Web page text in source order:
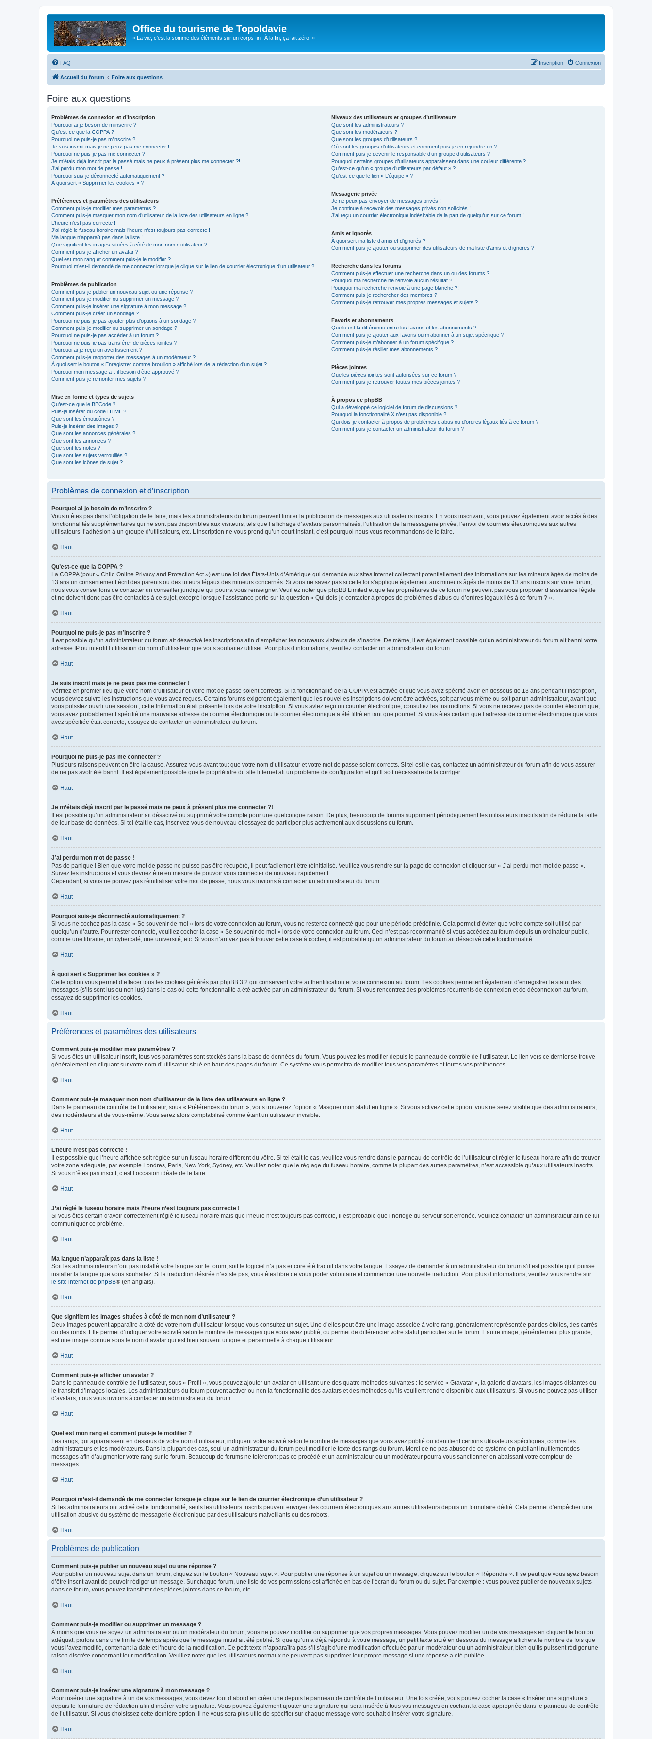
Office du tourisme de Topoldavie
« La vie, c'est la somme des éléments sur un corps fini. À la fin, ça fait zéro. »
FAQ Connexion
Inscription
Accueil du forum Foire aux questions
Foire aux questions
Problèmes de connexion et d’inscription
Pourquoi ai-je besoin de m’inscrire ?
Qu’est-ce que la COPPA ?
Pourquoi ne puis-je pas m’inscrire ?
Je suis inscrit mais je ne peux pas me connecter !
Pourquoi ne puis-je pas me connecter ?
Je m’étais déjà inscrit par le passé mais ne peux à présent plus me connecter ?!
J’ai perdu mon mot de passe !
Pourquoi suis-je déconnecté automatiquement ?
À quoi sert « Supprimer les cookies » ?
Préférences et paramètres des utilisateurs
Comment puis-je modifier mes paramètres ?
Comment puis-je masquer mon nom d’utilisateur de la liste des utilisateurs en ligne ?
L’heure n’est pas correcte !
J’ai réglé le fuseau horaire mais l’heure n’est toujours pas correcte !
Ma langue n’apparaît pas dans la liste !
Que signifient les images situées à côté de mon nom d’utilisateur ?
Comment puis-je afficher un avatar ?
Quel est mon rang et comment puis-je le modifier ?
Pourquoi m’est-il demandé de me connecter lorsque je clique sur le lien de courrier électronique d’un utilisateur ?
Problèmes de publication
Comment puis-je publier un nouveau sujet ou une réponse ?
Comment puis-je modifier ou supprimer un message ?
Comment puis-je insérer une signature à mon message ?
Comment puis-je créer un sondage ?
Pourquoi ne puis-je pas ajouter plus d’options à un sondage ?
Comment puis-je modifier ou supprimer un sondage ?
Pourquoi ne puis-je pas accéder à un forum ?
Pourquoi ne puis-je pas transférer de pièces jointes ?
Pourquoi ai-je reçu un avertissement ?
Comment puis-je rapporter des messages à un modérateur ?
À quoi sert le bouton « Enregistrer comme brouillon » affiché lors de la rédaction d’un sujet ?
Pourquoi mon message a-t-il besoin d’être approuvé ?
Comment puis-je remonter mes sujets ?
Mise en forme et types de sujets
Qu’est-ce que le BBCode ?
Puis-je insérer du code HTML ?
Que sont les émoticônes ?
Puis-je insérer des images ?
Que sont les annonces générales ?
Que sont les annonces ?
Que sont les notes ?
Que sont les sujets verrouillés ?
Que sont les icônes de sujet ?
Niveaux des utilisateurs et groupes d’utilisateurs
Que sont les administrateurs ?
Que sont les modérateurs ?
Que sont les groupes d’utilisateurs ?
Où sont les groupes d’utilisateurs et comment puis-je en rejoindre un ?
Comment puis-je devenir le responsable d’un groupe d’utilisateurs ?
Pourquoi certains groupes d’utilisateurs apparaissent dans une couleur différente ?
Qu’est-ce qu’un « groupe d’utilisateurs par défaut » ?
Qu’est-ce que le lien « L’équipe » ?
Messagerie privée
Je ne peux pas envoyer de messages privés !
Je continue à recevoir des messages privés non sollicités !
J’ai reçu un courrier électronique indésirable de la part de quelqu’un sur ce forum !
Amis et ignorés
À quoi sert ma liste d’amis et d’ignorés ?
Comment puis-je ajouter ou supprimer des utilisateurs de ma liste d’amis et d’ignorés ?
Recherche dans les forums
Comment puis-je effectuer une recherche dans un ou des forums ?
Pourquoi ma recherche ne renvoie aucun résultat ?
Pourquoi ma recherche renvoie à une page blanche ?!
Comment puis-je rechercher des membres ?
Comment puis-je retrouver mes propres messages et sujets ?
Favoris et abonnements
Quelle est la différence entre les favoris et les abonnements ?
Comment puis-je ajouter aux favoris ou m’abonner à un sujet spécifique ?
Comment puis-je m’abonner à un forum spécifique ?
Comment puis-je résilier mes abonnements ?
Pièces jointes
Quelles pièces jointes sont autorisées sur ce forum ?
Comment puis-je retrouver toutes mes pièces jointes ?
À propos de phpBB
Qui a développé ce logiciel de forum de discussions ?
Pourquoi la fonctionnalité X n’est pas disponible ?
Qui dois-je contacter à propos de problèmes d’abus ou d’ordres légaux liés à ce forum ?
Comment puis-je contacter un administrateur du forum ?
Problèmes de connexion et d’inscription
Pourquoi ai-je besoin de m’inscrire ?
Vous n’êtes pas dans l’obligation de le faire, mais les administrateurs du forum peuvent limiter la publication de messages aux utilisateurs inscrits. En vous inscrivant, vous pouvez également avoir accès à des
fonctionnalités supplémentaires qui ne sont pas disponibles aux visiteurs, tels que l’affichage d’avatars personnalisés, l’utilisation de la messagerie privée, l’envoi de courriers électroniques aux autres
utilisateurs, l’adhésion à un groupe d’utilisateurs, etc. L’inscription ne vous prend qu’un court instant, c’est pourquoi nous vous recommandons de le faire.
Haut
Qu’est-ce que la COPPA ?
La COPPA (pour « Child Online Privacy and Protection Act ») est une loi des États-Unis d’Amérique qui demande aux sites internet collectant potentiellement des informations sur les mineurs âgés de moins de
13 ans un consentement écrit des parents ou des tuteurs légaux des mineurs concernés. Si vous ne savez pas si cette loi s’applique également aux mineurs âgés de moins de 13 ans inscrits sur votre forum,
nous vous conseillons de contacter un conseiller juridique qui pourra vous renseigner. Veuillez noter que phpBB Limited et que les propriétaires de ce forum ne peuvent pas vous proposer d’assistance légale
et ne doivent donc pas être contactés à ce sujet, excepté lorsque l’assistance porte sur la question « Qui dois-je contacter à propos de problèmes d’abus ou d’ordres légaux liés à ce forum ? ».
Haut
Pourquoi ne puis-je pas m’inscrire ?
Il est possible qu’un administrateur du forum ait désactivé les inscriptions afin d’empêcher les nouveaux visiteurs de s’inscrire. De même, il est également possible qu’un administrateur du forum ait banni votre
adresse IP ou interdit l’utilisation du nom d’utilisateur que vous souhaitez utiliser. Pour plus d’informations, veuillez contacter un administrateur du forum.
Haut
Je suis inscrit mais je ne peux pas me connecter !
Vérifiez en premier lieu que votre nom d’utilisateur et votre mot de passe soient corrects. Si la fonctionnalité de la COPPA est activée et que vous avez spécifié avoir en dessous de 13 ans pendant l’inscription,
vous devrez suivre les instructions que vous avez reçues. Certains forums exigeront également que les nouvelles inscriptions doivent être activées, soit par vous-même ou soit par un administrateur, avant que
vous puissiez ouvrir une session ; cette information était présente lors de votre inscription. Si vous aviez reçu un courrier électronique, consultez les instructions. Si vous ne recevez pas de courrier électronique,
vous avez probablement spécifié une mauvaise adresse de courrier électronique ou le courrier électronique a été filtré en tant que pourriel. Si vous êtes certain que l’adresse de courrier électronique que vous
avez spécifiée était correcte, essayez de contacter un administrateur du forum.
Haut
Pourquoi ne puis-je pas me connecter ?
Plusieurs raisons peuvent en être la cause. Assurez-vous avant tout que votre nom d’utilisateur et votre mot de passe soient corrects. Si tel est le cas, contactez un administrateur du forum afin de vous assurer
de ne pas avoir été banni. Il est également possible que le propriétaire du site internet ait un problème de configuration et qu’il soit nécessaire de la corriger.
Haut
Je m’étais déjà inscrit par le passé mais ne peux à présent plus me connecter ?!
Il est possible qu’un administrateur ait désactivé ou supprimé votre compte pour une quelconque raison. De plus, beaucoup de forums suppriment périodiquement les utilisateurs inactifs afin de réduire la taille
de leur base de données. Si tel était le cas, inscrivez-vous de nouveau et essayez de participer plus activement aux discussions du forum.
Haut
J’ai perdu mon mot de passe !
Pas de panique ! Bien que votre mot de passe ne puisse pas être récupéré, il peut facilement être réinitialisé. Veuillez vous rendre sur la page de connexion et cliquer sur « J’ai perdu mon mot de passe ».
Suivez les instructions et vous devriez être en mesure de pouvoir vous connecter de nouveau rapidement.
Cependant, si vous ne pouvez pas réinitialiser votre mot de passe, nous vous invitons à contacter un administrateur du forum.
Haut
Pourquoi suis-je déconnecté automatiquement ?
Si vous ne cochez pas la case « Se souvenir de moi » lors de votre connexion au forum, vous ne resterez connecté que pour une période prédéfinie. Cela permet d’éviter que votre compte soit utilisé par
quelqu’un d’autre. Pour rester connecté, veuillez cocher la case « Se souvenir de moi » lors de votre connexion au forum. Ceci n’est pas recommandé si vous accédez au forum depuis un ordinateur public,
comme une librairie, un cybercafé, une université, etc. Si vous n’arrivez pas à trouver cette case à cocher, il est probable qu’un administrateur du forum ait désactivé cette fonctionnalité.
Haut
À quoi sert « Supprimer les cookies » ?
Cette option vous permet d’effacer tous les cookies générés par phpBB 3.2 qui conservent votre authentification et votre connexion au forum. Les cookies permettent également d’enregistrer le statut des
messages (s’ils sont lus ou non lus) dans le cas où cette fonctionnalité a été activée par un administrateur du forum. Si vous rencontrez des problèmes récurrents de connexion et de déconnexion au forum,
essayez de supprimer les cookies.
Haut
Préférences et paramètres des utilisateurs
Comment puis-je modifier mes paramètres ?
Si vous êtes un utilisateur inscrit, tous vos paramètres sont stockés dans la base de données du forum. Vous pouvez les modifier depuis le panneau de contrôle de l’utilisateur. Le lien vers ce dernier se trouve
généralement en cliquant sur votre nom d’utilisateur situé en haut des pages du forum. Ce système vous permettra de modifier tous vos paramètres et toutes vos préférences.
Haut
Comment puis-je masquer mon nom d’utilisateur de la liste des utilisateurs en ligne ?
Dans le panneau de contrôle de l’utilisateur, sous « Préférences du forum », vous trouverez l’option « Masquer mon statut en ligne ». Si vous activez cette option, vous ne serez visible que des administrateurs,
des modérateurs et de vous-même. Vous serez alors comptabilisé comme étant un utilisateur invisible.
Haut
L’heure n’est pas correcte !
Il est possible que l’heure affichée soit réglée sur un fuseau horaire différent du vôtre. Si tel était le cas, veuillez vous rendre dans le panneau de contrôle de l’utilisateur et régler le fuseau horaire afin de trouver
votre zone adéquate, par exemple Londres, Paris, New York, Sydney, etc. Veuillez noter que le réglage du fuseau horaire, comme la plupart des autres paramètres, n’est accessible qu’aux utilisateurs inscrits.
Si vous n’êtes pas inscrit, c’est l’occasion idéale de le faire.
Haut
J’ai réglé le fuseau horaire mais l’heure n’est toujours pas correcte !
Si vous êtes certain d’avoir correctement réglé le fuseau horaire mais que l’heure n’est toujours pas correcte, il est probable que l’horloge du serveur soit erronée. Veuillez contacter un administrateur afin de lui
communiquer ce problème.
Haut
Ma langue n’apparaît pas dans la liste !
Soit les administrateurs n’ont pas installé votre langue sur le forum, soit le logiciel n’a pas encore été traduit dans votre langue. Essayez de demander à un administrateur du forum s’il est possible qu’il puisse
installer la langue que vous souhaitez. Si la traduction désirée n’existe pas, vous êtes libre de vous porter volontaire et commencer une nouvelle traduction. Pour plus d’informations, veuillez vous rendre sur
le site internet de phpBB® (en anglais).
Haut
Que signifient les images situées à côté de mon nom d’utilisateur ?
Deux images peuvent apparaître à côté de votre nom d’utilisateur lorsque vous consultez un sujet. Une d’elles peut être une image associée à votre rang, généralement représentée par des étoiles, des carrés
ou des ronds. Elle permet d’indiquer votre activité selon le nombre de messages que vous avez publié, ou permet de différencier votre statut particulier sur le forum. L’autre image, généralement plus grande,
est une image connue sous le nom d’avatar qui est bien souvent unique et personnelle à chaque utilisateur.
Haut
Comment puis-je afficher un avatar ?
Dans le panneau de contrôle de l’utilisateur, sous « Profil », vous pouvez ajouter un avatar en utilisant une des quatre méthodes suivantes : le service « Gravatar », la galerie d’avatars, les images distantes ou
le transfert d’images locales. Les administrateurs du forum peuvent activer ou non la fonctionnalité des avatars et des méthodes qu’ils veuillent rendre disponible aux utilisateurs. Si vous ne pouvez pas utiliser
d’avatars, nous vous invitons à contacter un administrateur du forum.
Haut
Quel est mon rang et comment puis-je le modifier ?
Les rangs, qui apparaissent en dessous de votre nom d’utilisateur, indiquent votre activité selon le nombre de messages que vous avez publié ou identifient certains utilisateurs spécifiques, comme les
administrateurs et les modérateurs. Dans la plupart des cas, seul un administrateur du forum peut modifier le texte des rangs du forum. Merci de ne pas abuser de ce système en publiant inutilement des
messages afin d’augmenter votre rang sur le forum. Beaucoup de forums ne toléreront pas ce procédé et un administrateur ou un modérateur pourra vous sanctionner en abaissant votre compteur de
messages.
Haut
Pourquoi m’est-il demandé de me connecter lorsque je clique sur le lien de courrier électronique d’un utilisateur ?
Si les administrateurs ont activé cette fonctionnalité, seuls les utilisateurs inscrits peuvent envoyer des courriers électroniques aux autres utilisateurs depuis un formulaire dédié. Cela permet d’empêcher une
utilisation abusive du système de messagerie électronique par des utilisateurs malveillants ou des robots.
Haut
Problèmes de publication
Comment puis-je publier un nouveau sujet ou une réponse ?
Pour publier un nouveau sujet dans un forum, cliquez sur le bouton « Nouveau sujet ». Pour publier une réponse à un sujet ou un message, cliquez sur le bouton « Répondre ». Il se peut que vous ayez besoin
d’être inscrit avant de pouvoir rédiger un message. Sur chaque forum, une liste de vos permissions est affichée en bas de l’écran du forum ou du sujet. Par exemple : vous pouvez publier de nouveaux sujets
dans ce forum, vous pouvez transférer des pièces jointes dans ce forum, etc.
Haut
Comment puis-je modifier ou supprimer un message ?
À moins que vous ne soyez un administrateur ou un modérateur du forum, vous ne pouvez modifier ou supprimer que vos propres messages. Vous pouvez modifier un de vos messages en cliquant le bouton
adéquat, parfois dans une limite de temps après que le message initial ait été publié. Si quelqu’un a déjà répondu à votre message, un petit texte situé en dessous du message affichera le nombre de fois que
vous l’avez modifié, contenant la date et l’heure de la modification. Ce petit texte n’apparaîtra pas s’il s’agit d’une modification effectuée par un modérateur ou un administrateur, bien qu’ils puissent rédiger une
raison discrète concernant leur modification. Veuillez noter que les utilisateurs normaux ne peuvent pas supprimer leur propre message si une réponse a été publiée.
Haut
Comment puis-je insérer une signature à mon message ?
Pour insérer une signature à un de vos messages, vous devez tout d’abord en créer une depuis le panneau de contrôle de l’utilisateur. Une fois créée, vous pouvez cocher la case « Insérer une signature »
depuis le formulaire de rédaction afin d’insérer votre signature. Vous pouvez également ajouter une signature qui sera insérée à tous vos messages en cochant la case appropriée dans le panneau de contrôle
de l’utilisateur. Si vous choisissez cette dernière option, il ne vous sera plus utile de spécifier sur chaque message votre souhait d’insérer votre signature.
Haut